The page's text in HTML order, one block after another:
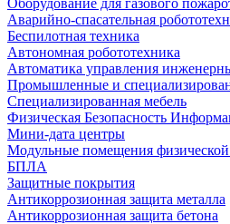
Оборудование для газового
Аварийно-спасательная
Беспилотная техника
Автономная робототехника
Автоматика управления
Промышленные и
Специализированная мебель
Физическая Безопасность
Мини-дата центры
Модульные помещения
БПЛА
Защитные покрытия
Антикоррозионная защита металла
Антикоррозионная защита бетона